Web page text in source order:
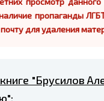
пропаганды
для удаления
"Брусилов